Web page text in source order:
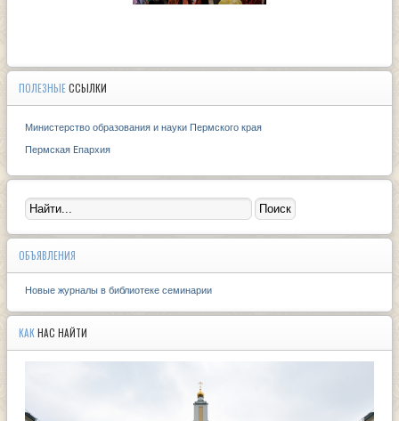
ПОЛЕЗНЫЕССЫЛКИ
Министерство образования и науки Пермского края
Пермская Eпархия
ОБЪЯВЛЕНИЯ
Новые журналы в библиотеке семинарии
КАКНАС НАЙТИ